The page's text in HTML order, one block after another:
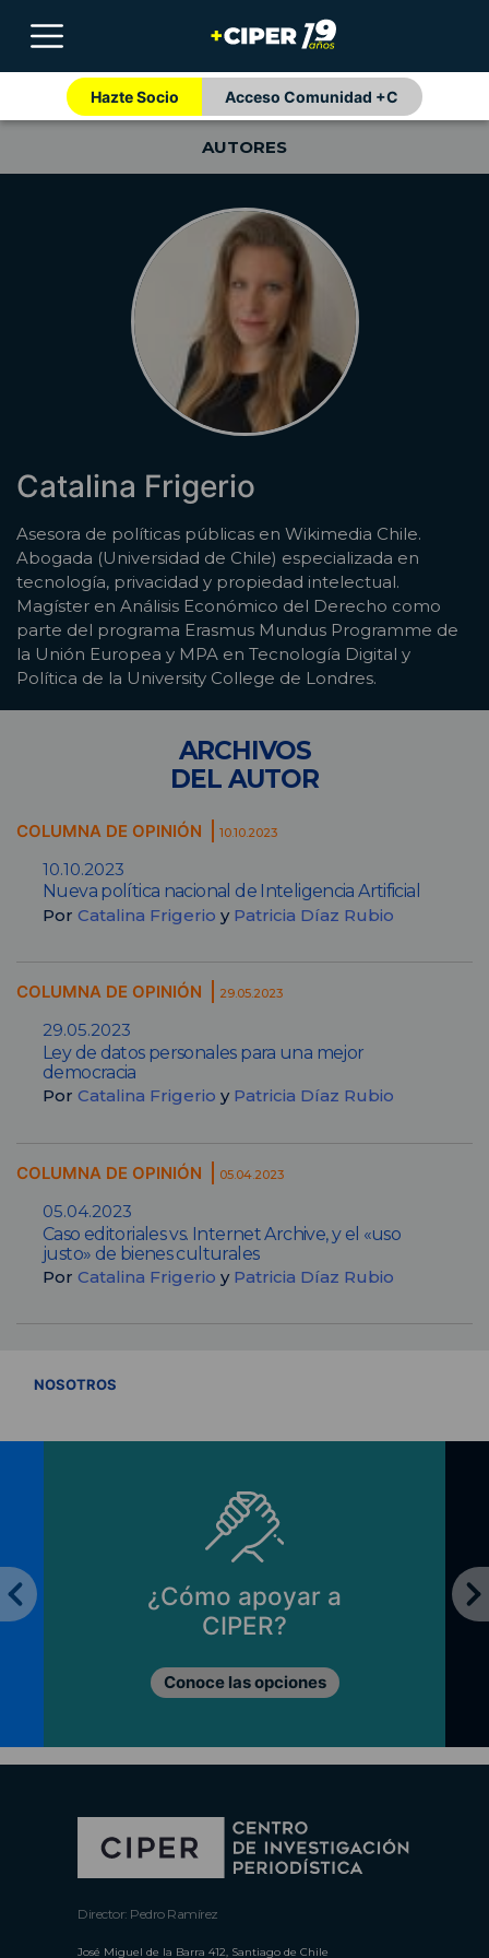
Hazte Socio Acceso Comunidad +C
AUTORES
Catalina Frigerio
Asesora de políticas públicas en Wikimedia Chile.
Abogada (Universidad de Chile) especializada en
tecnología, privacidad y propiedad intelectual.
Magíster en Análisis Económico del Derecho como
parte del programa Erasmus Mundus Programme de
la Unión Europea y MPA en Tecnología Digital y
Política de la University College de Londres.
ARCHIVOS
DEL AUTOR
COLUMNA DE OPINIÓN 10.10.2023
10.10.2023
Nueva política nacional de Inteligencia Artificial
Por Catalina Frigerio y Patricia Díaz Rubio
COLUMNA DE OPINIÓN 29.05.2023
29.05.2023
Ley de datos personales para una mejor
democracia
Por Catalina Frigerio y Patricia Díaz Rubio
COLUMNA DE OPINIÓN 05.04.2023
05.04.2023
Caso editoriales vs. Internet Archive, y el «uso
justo» de bienes culturales
Por Catalina Frigerio y Patricia Díaz Rubio
NOSOTROS
¿Cómo apoyar a
CIPER?
Conoce las opciones
Director: Pedro Ramírez
José Miguel de la Barra 412, Santiago de Chile